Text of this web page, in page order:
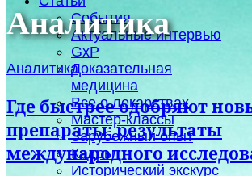
События
Актуальные интервью
GxP
Доказательная
медицина
Все о лекарствах
Мастер-классы
Зарубежный опыт
Кадры
Исторический экскурс
Аналитика
Аналитика
Где быстрее одобряют
препараты: результаты
международного